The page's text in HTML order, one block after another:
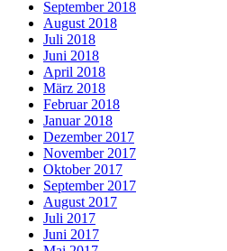
September 2018
August 2018
Juli 2018
Juni 2018
April 2018
März 2018
Februar 2018
Januar 2018
Dezember 2017
November 2017
Oktober 2017
September 2017
August 2017
Juli 2017
Juni 2017